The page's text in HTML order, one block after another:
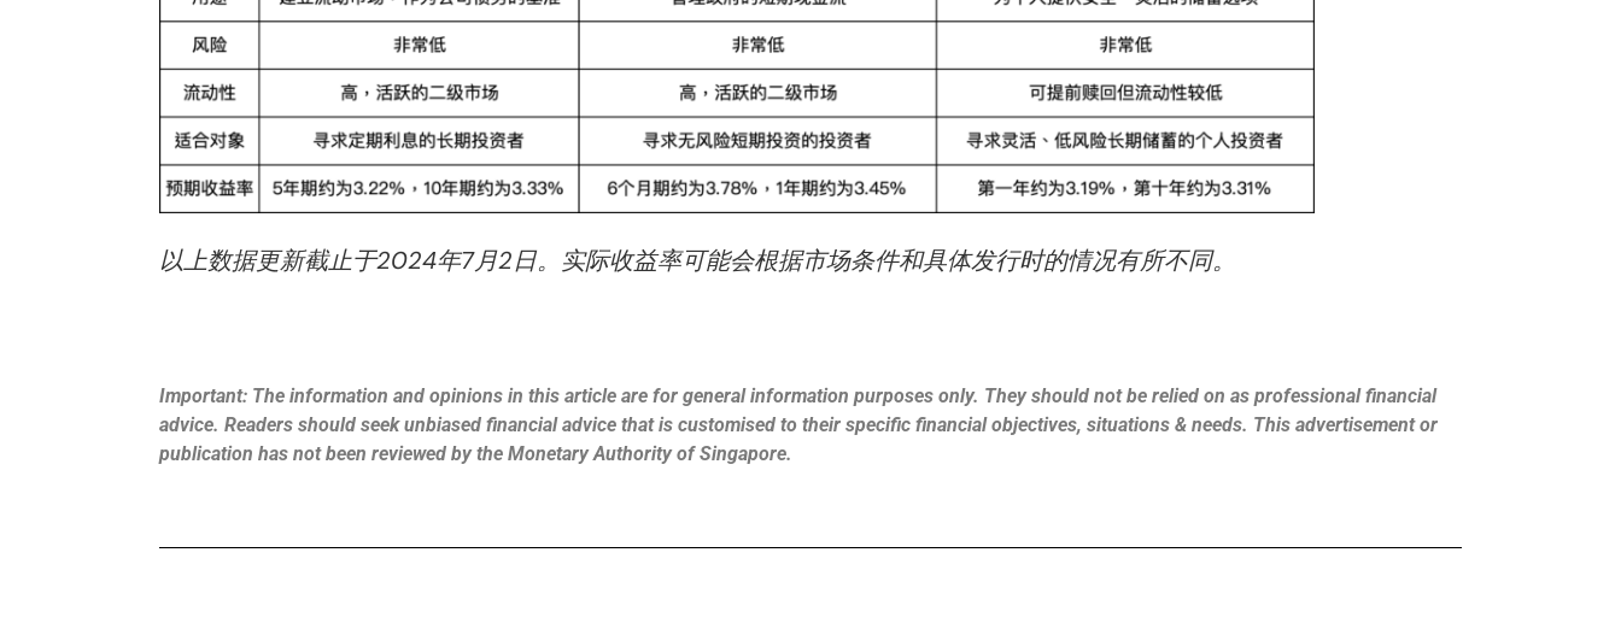
以上数据更新截止于2024年7月2日。实际收益率可能会根据市场条件和具体发行时的情况有所不同。
Important: The information and opinions in this article are for general information purposes only. They should not be relied on as professional financial
advice. Readers should seek unbiased financial advice that is customised to their specific financial objectives, situations & needs. This advertisement or
publication has not been reviewed by the Monetary Authority of Singapore.